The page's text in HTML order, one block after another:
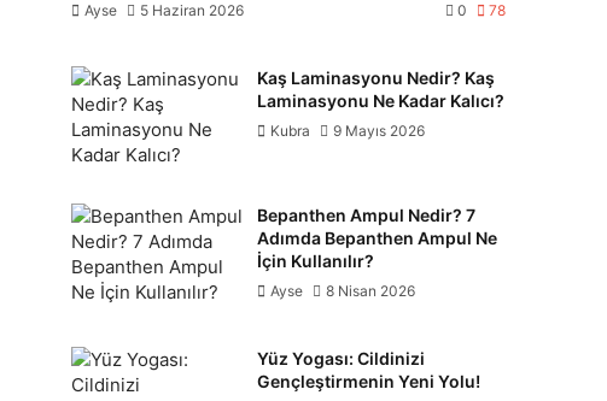
Ayse 5 Haziran 2026 0 78
Kaş Laminasyonu Nedir? Kaş
Laminasyonu Ne Kadar Kalıcı?
Kubra 9 Mayıs 2026
Bepanthen Ampul Nedir? 7
Adımda Bepanthen Ampul Ne
İçin Kullanılır?
Ayse 8 Nisan 2026
Yüz Yogası: Cildinizi
Gençleştirmenin Yeni Yolu!